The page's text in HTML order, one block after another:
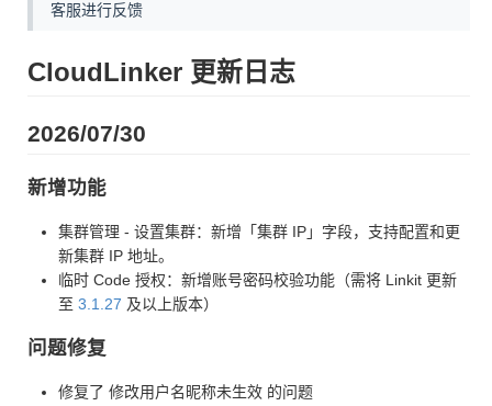
客服进行反馈
CloudLinker 更新日志
2026/07/30
新增功能
集群管理 - 设置集群：新增「集群 IP」字段，支持配置和更
新集群 IP 地址。
临时 Code 授权：新增账号密码校验功能（需将 Linkit 更新
至 3.1.27 及以上版本）
问题修复
修复了 修改用户名昵称未生效 的问题